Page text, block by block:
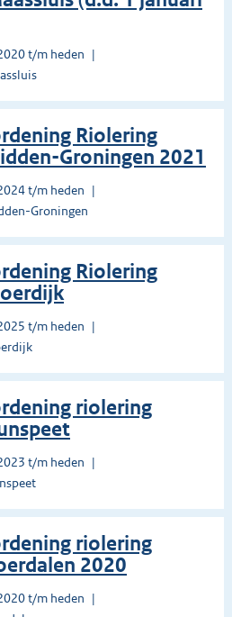
t/m heden
Riolering
Groningen 2021
t/m heden
Groningen
Riolering
t/m heden
riolering
t/m heden
riolering
2020
t/m heden